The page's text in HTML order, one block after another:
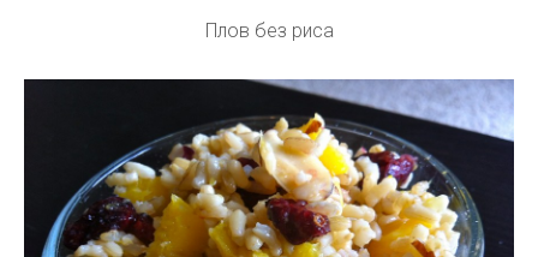
Плов без риса